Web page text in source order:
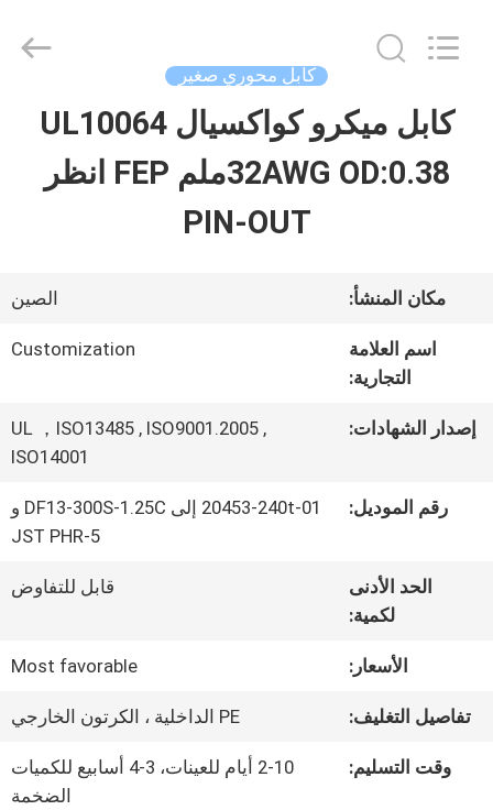
المنزل
فيديوهات
الجودة
اتصل
Reserved.
كابل محوري صغير
كابل ميكرو كواكسيال UL10064
32AWG OD:0.38ملم FEP انظر
PIN-OUT
مكان المنشأ: الصين
اسم العلامة
التجارية:
Customization
إصدار الشهادات:
UL ，ISO13485 , ISO9001.2005 ,
ISO14001
رقم الموديل:
20453-240t-01 إلى DF13-300S-1.25C و
JST PHR-5
الحد الأدنى
لكمية:
قابل للتفاوض
الأسعار: Most favorable
تفاصيل التغليف: PE الداخلية ، الكرتون الخارجي
وقت التسليم:
2-10 أيام للعينات، 3-4 أسابيع للكميات
الضخمة